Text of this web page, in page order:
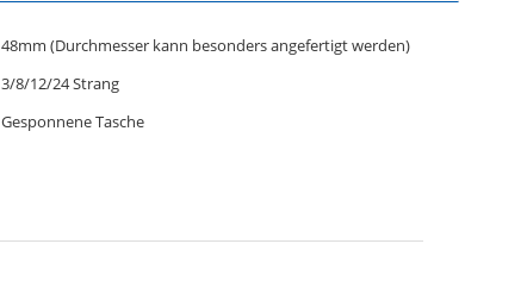
48mm (Durchmesser kann besonders angefertigt werden)
3/8/12/24 Strang
Gesponnene Tasche